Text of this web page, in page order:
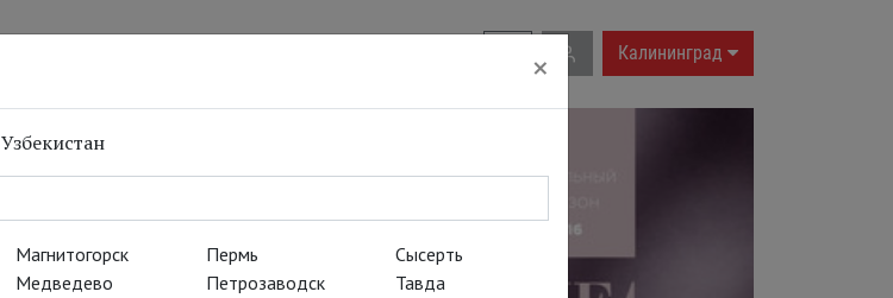
Калининград
×
Узбекистан
Магнитогорск
Медведево
Пермь
Петрозаводск
Сысерть
Тавда